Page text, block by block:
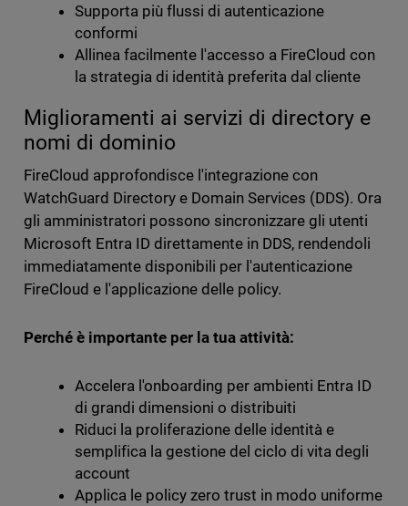
Supporta più flussi di autenticazione
conformi
Allinea facilmente l'accesso a FireCloud con
la strategia di identità preferita dal cliente
Miglioramenti ai servizi di directory e
nomi di dominio
FireCloud approfondisce l'integrazione con
WatchGuard Directory e Domain Services (DDS). Ora
gli amministratori possono sincronizzare gli utenti
Microsoft Entra ID direttamente in DDS, rendendoli
immediatamente disponibili per l'autenticazione
FireCloud e l'applicazione delle policy.
Perché è importante per la tua attività:
Accelera l'onboarding per ambienti Entra ID
di grandi dimensioni o distribuiti
Riduci la proliferazione delle identità e
semplifica la gestione del ciclo di vita degli
account
Applica le policy zero trust in modo uniforme